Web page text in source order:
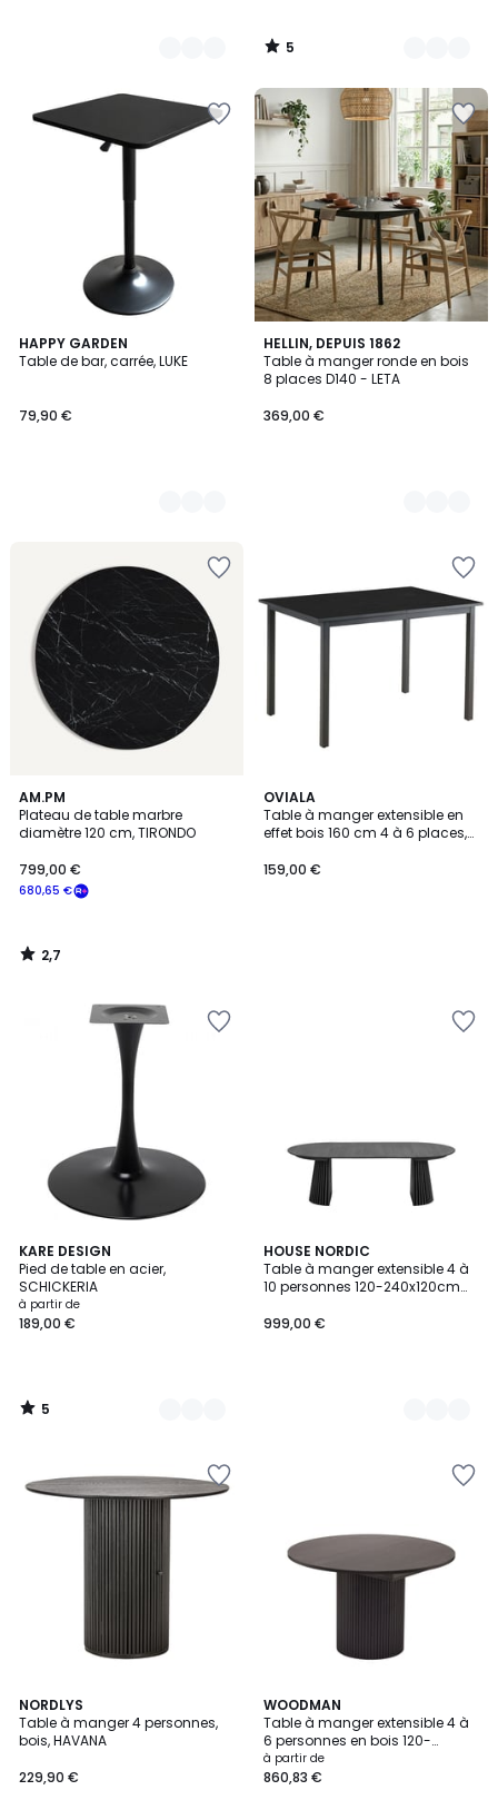
5
/
HAPPY GARDEN
Table de bar, carrée, LUKE
79,90 €
2
Couleurs
HELLIN, DEPUIS 1862
Table à manger ronde en bois
8 places D140 - LETA
369,00 €
2
Couleurs
AM.PM
Plateau de table marbre
diamètre 120 cm, TIRONDO
680,65 €
799,00 €
2,7
/ 5
2,7
/
OVIALA
Table à manger extensible en
effet bois 160 cm 4 à 6 places,
159,00 €
KARE DESIGN
Pied de table en acier,
SCHICKERIA
à partir de
189,00 €
5
/
5
3
Couleurs
5
/
HOUSE NORDIC
Table à manger extensible 4 à
10 personnes 120-240x120cm
999,00 €
3
Couleurs
NORDLYS
Table à manger 4 personnes,
bois, HAVANA
229,90 €
3,5
/ 5
4
Couleurs
WOODMAN
Table à manger extensible 4 à
6 personnes en bois 120-
160x120cm- TOSCANA
à partir de
860,83 €
2
Couleurs